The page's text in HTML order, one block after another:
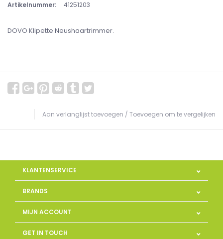
Artikelnummer: 41251203
DOVO Klipette Neushaartrimmer.
Aan verlanglijst toevoegen / Toevoegen om te vergelijken
KLANTENSERVICE
BRANDS
MIJN ACCOUNT
GET IN TOUCH